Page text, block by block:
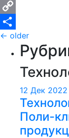
Odnoklassniki
Copy
Link
Отправить
по
записям
← older
12 Дек 2022
Поли-